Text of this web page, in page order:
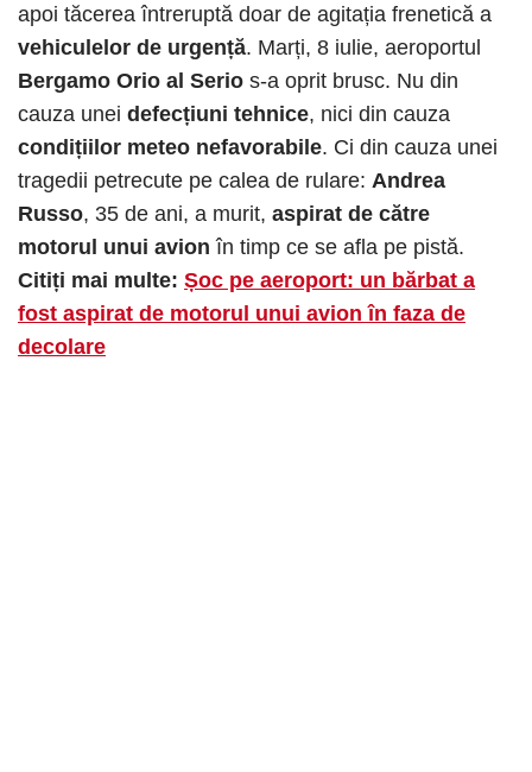
apoi tăcerea întreruptă doar de agitația frenetică a
vehiculelor de urgență. Marți, 8 iulie, aeroportul
Bergamo Orio al Serio s-a oprit brusc. Nu din
cauza unei defecțiuni tehnice, nici din cauza
condițiilor meteo nefavorabile. Ci din cauza unei
tragedii petrecute pe calea de rulare: Andrea
Russo, 35 de ani, a murit, aspirat de către
motorul unui avion în timp ce se afla pe pistă.
Citiți mai multe: Șoc pe aeroport: un bărbat a
fost aspirat de motorul unui avion în faza de
decolare